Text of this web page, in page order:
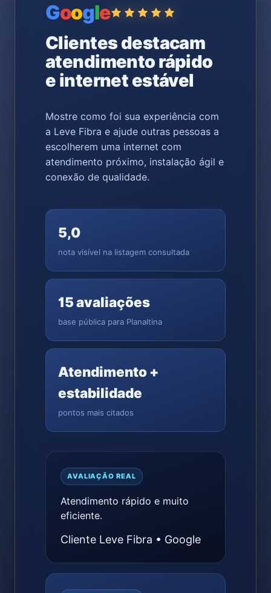
Google
Clientes destacam
atendimento rápido
e internet estável
Mostre como foi sua experiência com
a Leve Fibra e ajude outras pessoas a
escolherem uma internet com
atendimento próximo, instalação ágil e
conexão de qualidade.
5,0
nota visível na listagem consultada
15 avaliações
base pública para Planaltina
Atendimento +
estabilidade
pontos mais citados
AVALIAÇÃO REAL
Atendimento rápido e muito
eficiente.
Cliente Leve Fibra • Google